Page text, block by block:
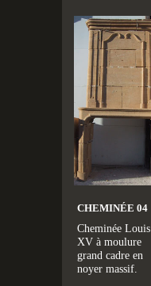
CHEMINÉE 04
Cheminée Louis
XV à moulure
grand cadre en
noyer massif.